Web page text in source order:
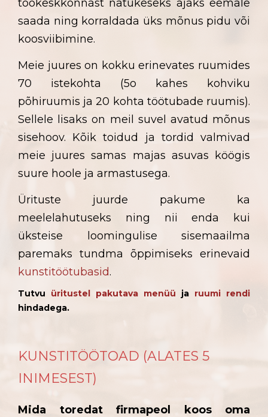
töökeskkonnast natukeseks ajaks eemale
saada ning korraldada üks mõnus pidu või
koosviibimine.
Meie juures on kokku erinevates ruumides
70 istekohta (5o kahes kohviku
põhiruumis ja 20 kohta töötubade ruumis).
Sellele lisaks on meil suvel avatud mõnus
sisehoov. Kõik toidud ja tordid valmivad
meie juures samas majas asuvas köögis
suure hoole ja armastusega.
Ürituste juurde pakume ka
meelelahutuseks ning nii enda kui
üksteise loomingulise sisemaailma
paremaks tundma õppimiseks erinevaid
kunstitöötubasid.
Tutvu üritustel pakutava menüü ja ruumi rendi
hindadega.
KUNSTITÖÖTOAD (ALATES 5
INIMESEST)
Mida toredat firmapeol koos oma